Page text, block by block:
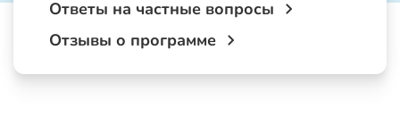
Ответы на частные вопросы
Отзывы о программе